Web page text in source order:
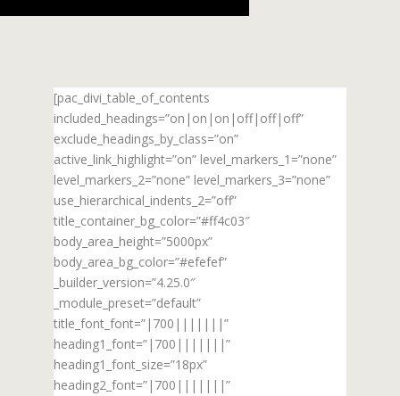
[pac_divi_table_of_contents
included_headings=”on|on|on|off|off|off”
exclude_headings_by_class=”on”
active_link_highlight=”on” level_markers_1=”none”
level_markers_2=”none” level_markers_3=”none”
use_hierarchical_indents_2=”off”
title_container_bg_color=”#ff4c03″
body_area_height=”5000px”
body_area_bg_color=”#efefef”
_builder_version=”4.25.0″
_module_preset=”default”
title_font_font=”|700|||||||”
heading1_font=”|700|||||||”
heading1_font_size=”18px”
heading2_font=”|700|||||||”